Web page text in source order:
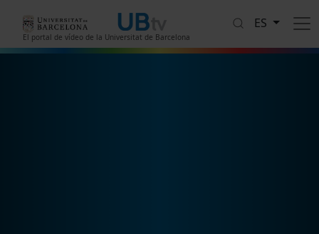
El portal de vídeo de la Universitat de Barcelona
ES